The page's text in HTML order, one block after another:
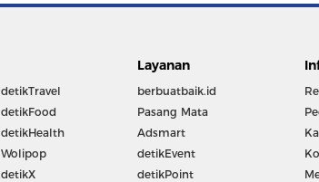
detikTravel
detikFood
detikHealth
Wolipop
detikX
Layanan
berbuatbaik.id
Pasang Mata
Adsmart
detikEvent
detikPoint